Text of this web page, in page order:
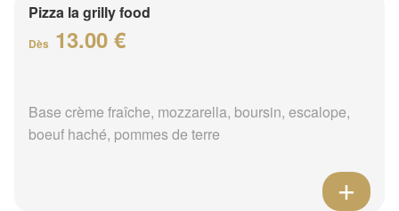
Pizza la grilly food
Dès 13.00 €
Base crème fraîche, mozzarella, boursin, escalope,
boeuf haché, pommes de terre